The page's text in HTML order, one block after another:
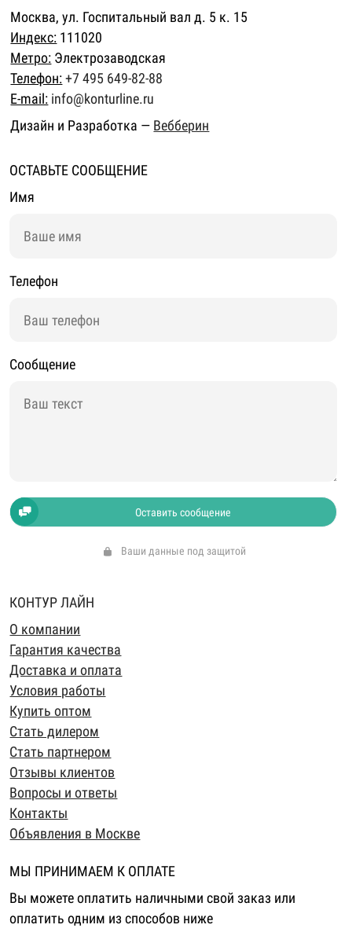
Москва, ул. Госпитальный вал д. 5 к. 15
Индекс: 111020
Метро: Электрозаводская
Телефон: +7 495 649-82-88
E-mail: info@konturline.ru
Дизайн и Разработка — Вебберин
ОСТАВЬТЕ СООБЩЕНИЕ
Имя
Телефон
Сообщение
Оставить сообщение
Ваши данные под защитой
КОНТУР ЛАЙН
О компании
Гарантия качества
Доставка и оплата
Условия работы
Купить оптом
Стать дилером
Стать партнером
Отзывы клиентов
Вопросы и ответы
Контакты
Объявления в Москве
МЫ ПРИНИМАЕМ К ОПЛАТЕ
Вы можете оплатить наличными свой заказ или
оплатить одним из способов ниже